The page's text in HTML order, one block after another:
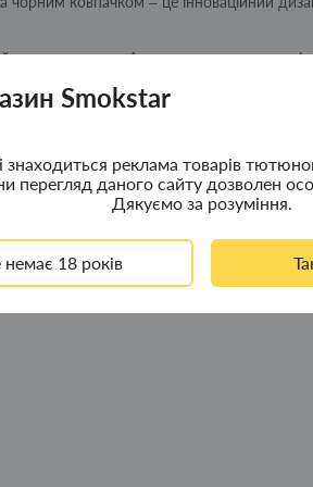
Smokstar
реклама товарів
перегляд даного сайту дозволен
Дякуємо за розуміння.
18 років
увагу. Але ця запальничка не
інвестиційним аксесуаром.
символ культурної приналежності, а й